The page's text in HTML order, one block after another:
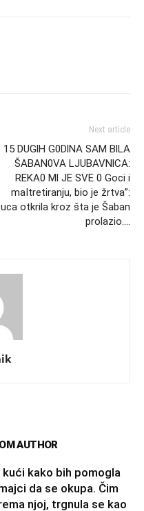
Next article
15 DUGlH G0DlNA SAM BlLA
ŠABAN0VA LJUBAVNlCA:
REKA0 Ml JE SVE 0 Goci i
maItretiranju, bio je žrtva”:
otkrila kroz šta je Šaban
prolazio….
AUTHOR
kako bih pomogla
da se okupa. Čim
njoj, trgnula se kao